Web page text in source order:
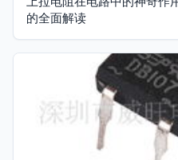
的全面解读